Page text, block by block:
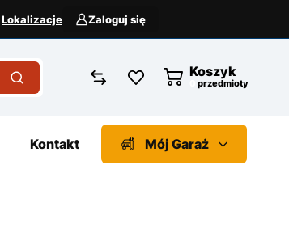
Lokalizacje Zaloguj się
Koszyk
przedmioty
Kontakt Mój Garaż